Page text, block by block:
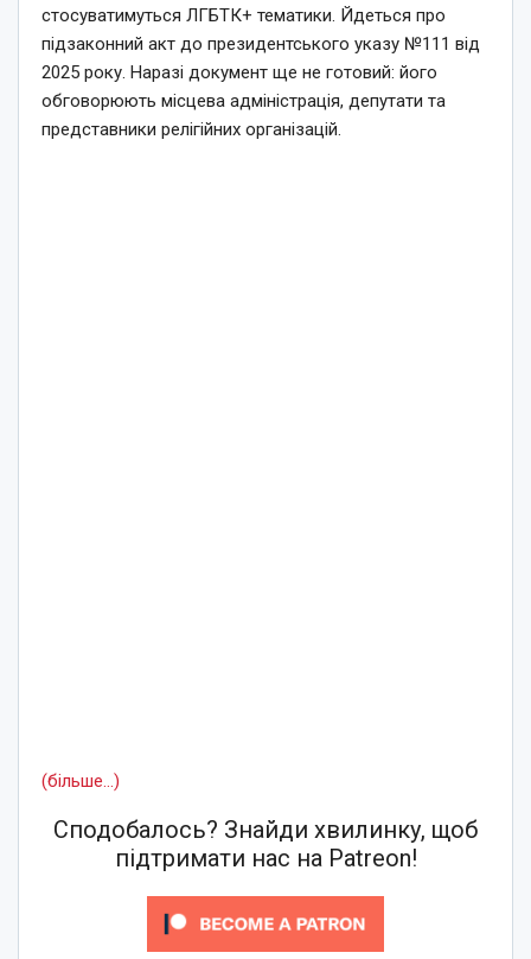
стосуватимуться ЛГБТК+ тематики. Йдеться про
підзаконний акт до президентського указу №111 від
2025 року. Наразі документ ще не готовий: його
обговорюють місцева адміністрація, депутати та
представники релігійних організацій.
(більше…)
Сподобалось? Знайди хвилинку, щоб
підтримати нас на Patreon!